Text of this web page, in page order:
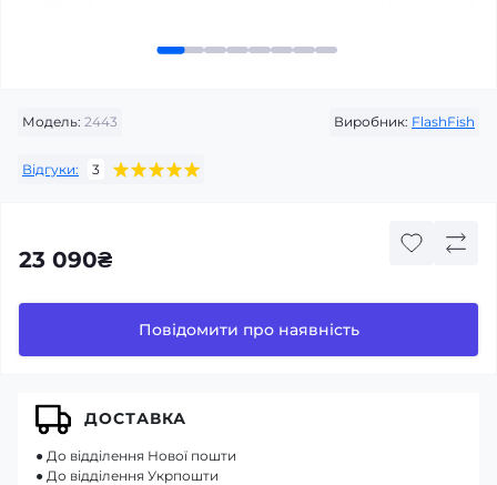
Модель: 2443 Виробник: FlashFish
Відгуки: 3
23 090₴
Повідомити про наявність
ДОСТАВКА
● До відділення Нової пошти
● До відділення Укрпошти